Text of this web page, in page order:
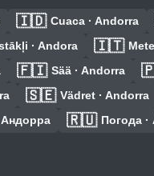
🇮🇩 Cuaca · Andorra
· Andora 🇮🇹
🇫🇮 Sää · Andorra
🇸🇪 Vädret · Andorra
Андорра 🇷🇺 Погода